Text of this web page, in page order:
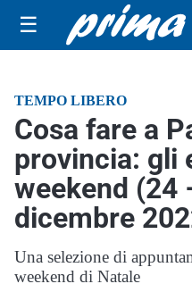
☰
TEMPO LIBERO
Cosa fare a
provincia: gli
weekend (24
dicembre
Una selezione di
weekend di Natale